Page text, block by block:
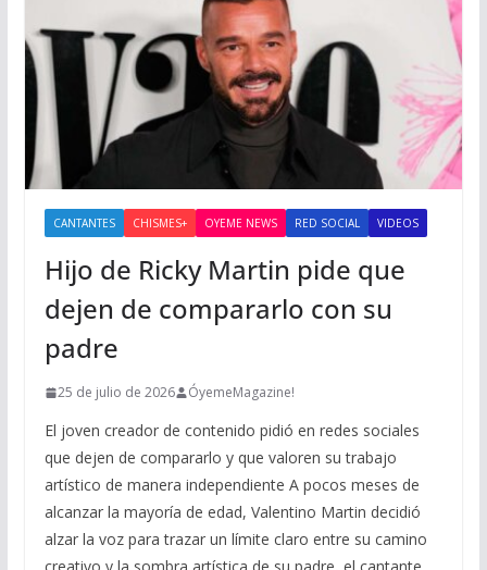
CANTANTES CHISMES+ OYEME NEWS RED SOCIAL VIDEOS
Hijo de Ricky Martin pide que
dejen de compararlo con su
padre
25 de julio de 2026 ÓyemeMagazine!
El joven creador de contenido pidió en redes sociales
que dejen de compararlo y que valoren su trabajo
artístico de manera independiente A pocos meses de
alcanzar la mayoría de edad, Valentino Martin decidió
alzar la voz para trazar un límite claro entre su camino